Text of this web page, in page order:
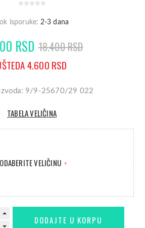
isporuke: 2-3 dana
RSD 18.400 RSD
4.600 RSD
9/9-25670/29 022
TABELA VELIČINA
ODABERITE VELIČINU *